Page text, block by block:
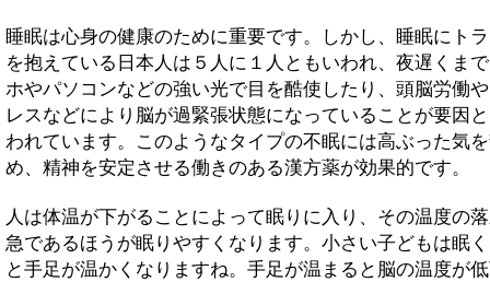
睡眠は心身の健康のために重要です。しかし、睡眠にト
を抱えている日本人は５人に１人ともいわれ、夜遅くま
ホやパソコンなどの強い光で目を酷使したり、頭脳労働
レスなどにより脳が過緊張状態になっていることが要因
われています。このようなタイプの不眠には高ぶった気
め、精神を安定させる働きのある漢方薬が効果的です。
人は体温が下がることによって眠りに入り、その温度の
急であるほうが眠りやすくなります。小さい子どもは眠
と手足が温かくなりますね。手足が温まると脳の温度が